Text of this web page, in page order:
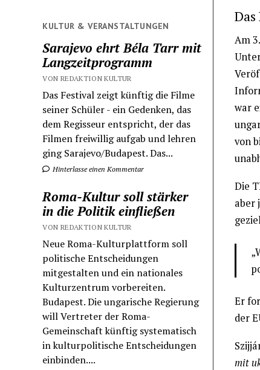
KULTUR & VERANSTALTUNGEN
Sarajevo ehrt Béla Tarr mit
Langzeitprogramm
VON REDAKTION KULTUR
Das Festival zeigt künftig die Filme
seiner Schüler - ein Gedenken, das
dem Regisseur entspricht, der das
Filmen freiwillig aufgab und lehren
ging Sarajevo/Budapest. Das...
Hinterlasse einen Kommentar
Roma-Kultur soll stärker
in die Politik einfließen
VON REDAKTION KULTUR
Neue Roma-Kulturplattform soll
politische Entscheidungen
mitgestalten und ein nationales
Kulturzentrum vorbereiten.
Budapest. Die ungarische Regierung
will Vertreter der Roma-
Gemeinschaft künftig systematisch
in kulturpolitische Entscheidungen
einbinden....
Am
war
von
Die
aber
Er
der
mit